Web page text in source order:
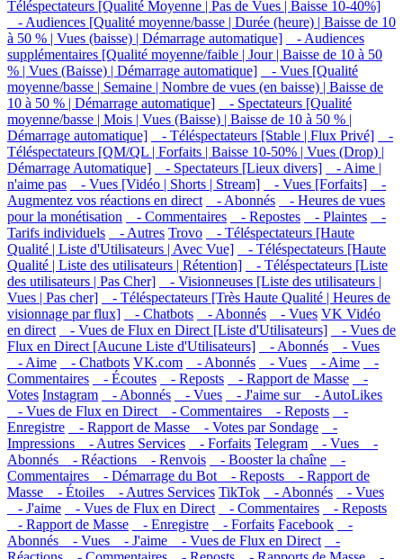
Téléspectateurs [Qualité Moyenne | Pas de Vues | Baisse 10-40%]
- Audiences [Qualité moyenne/basse | Durée (heure) | Baisse de 10
à 50 % | Vues (baisse) | Démarrage automatique]
- Audiences
supplémentaires [Qualité moyenne/faible | Jour | Baisse de 10 à 50
% | Vues (Baisse) | Démarrage automatique]
- Vues [Qualité
moyenne/basse | Semaine | Nombre de vues (en baisse) | Baisse de
10 à 50 % | Démarrage automatique]
- Spectateurs [Qualité
moyenne/basse | Mois | Vues (Baisse) | Baisse de 10 à 50 % |
Démarrage automatique]
- Téléspectateurs [Stable | Flux Privé]
-
Téléspectateurs [QM/QL | Forfaits | Baisse 10-50% | Vues (Drop) |
Démarrage Automatique]
- Spectateurs [Lieux divers]
- Aime |
n'aime pas
- Vues [Vidéo | Shorts | Stream] - Vues [Forfaits]
-
Augmentez vos réactions en direct
- Abonnés
- Heures de vues
pour la monétisation
- Commentaires - Repostes - Plaintes
-
Tarifs individuels
- Autres Trovo
- Téléspectateurs [Haute
Qualité | Liste d'Utilisateurs | Avec Vue]
- Téléspectateurs [Haute
Qualité | Liste des utilisateurs | Rétention]
- Téléspectateurs [Liste
des utilisateurs | Pas Cher]
- Visionneuses [Liste des utilisateurs |
Vues | Pas cher]
- Téléspectateurs [Très Haute Qualité | Heures de
visionnage par flux]
- Chatbots - Abonnés - Vues VK Vidéo
en direct
- Vues de Flux en Direct [Liste d'Utilisateurs]
- Vues de
Flux en Direct [Aucune Liste d'Utilisateurs]
- Abonnés
- Vues
- Aime
- Chatbots VK.com - Abonnés - Vues - Aime
-
Commentaires
- Écoutes - Reposts - Rapport de Masse
-
Votes Instagram - Abonnés - Vues - J'aime sur
- AutoLikes
- Vues de Flux en Direct
- Commentaires - Reposts
-
Enregistre
- Rapport de Masse - Votes par Sondage
-
Impressions
- Autres Services - Forfaits Telegram - Vues
-
Abonnés
- Réactions - Renvois - Booster la chaîne
-
Commentaires
- Démarrage du Bot - Reposts
- Rapport de
Masse
- Étoiles - Autres Services TikTok - Abonnés
- Vues
- J'aime
- Vues de Flux en Direct - Commentaires
- Reposts
- Rapport de Masse
- Enregistre - Forfaits Facebook
-
Abonnés
- Vues - J'aime - Vues de Flux en Direct
-